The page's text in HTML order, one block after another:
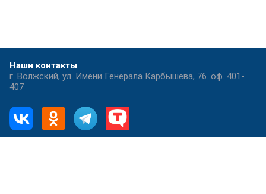
Наши контакты
г. Волжский, ул. Имени Генерала Карбышева, 76. оф. 401-
407